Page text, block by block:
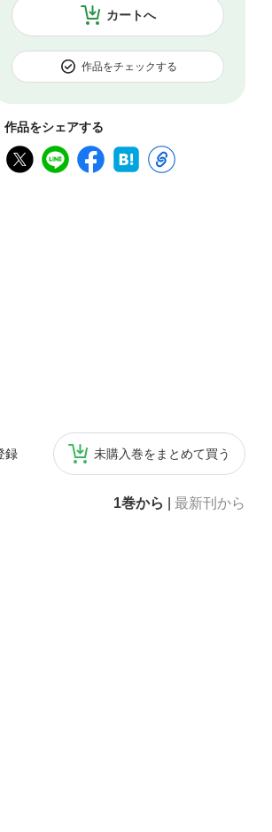
カートへ
作品をチェックする
作品をシェアする
録 未購入巻をまとめて買う
1巻から 最新刊から